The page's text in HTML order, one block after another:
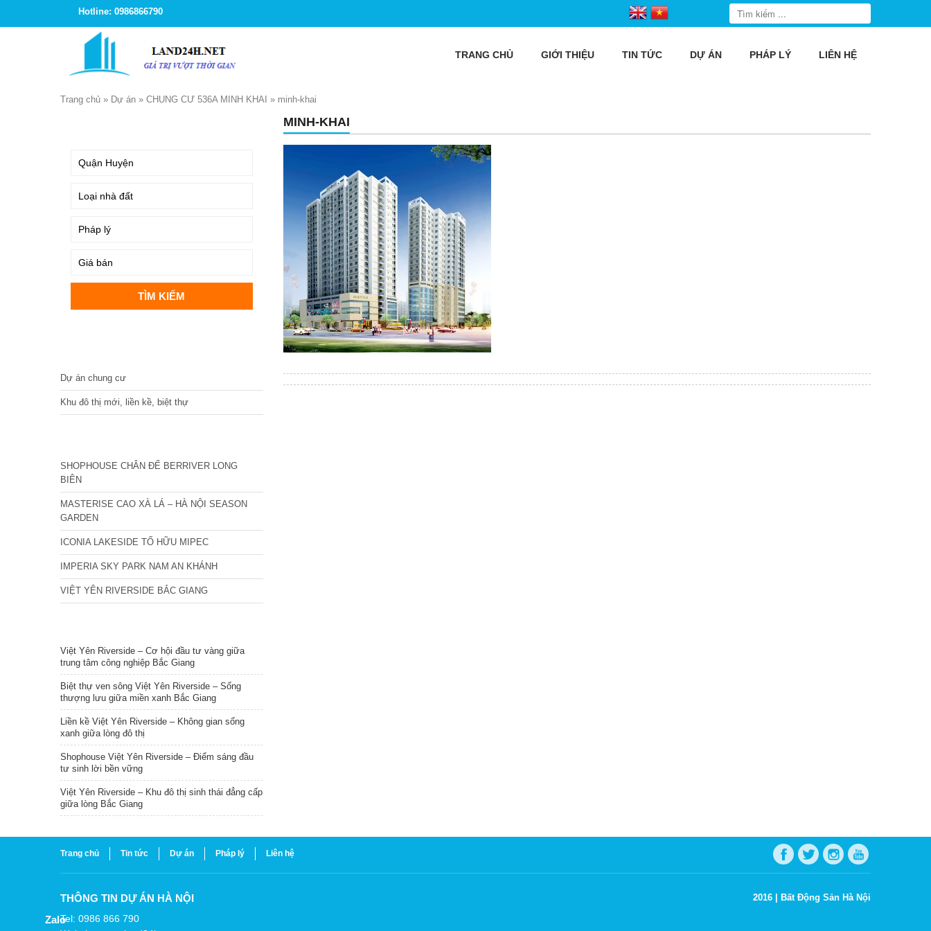
Hotline: 0986866790
TRANG CHỦ GIỚI THIỆU TIN TỨC DỰ ÁN PHÁP LÝ LIÊN HỆ
Trang chủ » Dự án » CHUNG CƯ 536A MINH KHAI » minh-khai
MINH-KHAI
Dự án chung cư
Khu đô thị mới, liền kề, biệt thự
SHOPHOUSE CHÂN ĐẾ BERRIVER LONG
BIÊN
MASTERISE CAO XÀ LÁ – HÀ NỘI SEASON
GARDEN
ICONIA LAKESIDE TỐ HỮU MIPEC
IMPERIA SKY PARK NAM AN KHÁNH
VIỆT YÊN RIVERSIDE BẮC GIANG
Việt Yên Riverside – Cơ hội đầu tư vàng giữa
trung tâm công nghiệp Bắc Giang
Biệt thự ven sông Việt Yên Riverside – Sống
thượng lưu giữa miền xanh Bắc Giang
Liền kề Việt Yên Riverside – Không gian sống
xanh giữa lòng đô thị
Shophouse Việt Yên Riverside – Điểm sáng đầu
tư sinh lời bền vững
Việt Yên Riverside – Khu đô thị sinh thái đẳng cấp
giữa lòng Bắc Giang
Trang chủ Tin tức Dự án Pháp lý Liên hệ
THÔNG TIN DỰ ÁN HÀ NỘI
Tel: 0986 866 790
2016 | Bất Động Sản Hà Nội
Zalo